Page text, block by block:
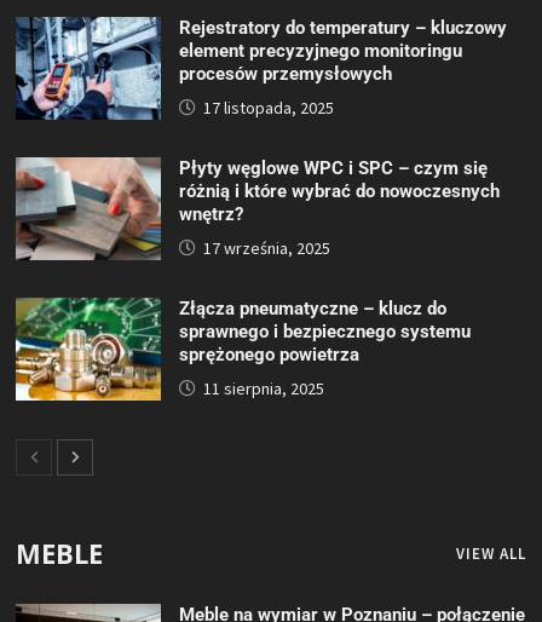
Rejestratory do temperatury – kluczowy
element precyzyjnego monitoringu
procesów przemysłowych
17 listopada, 2025
Płyty węglowe WPC i SPC – czym się
różnią i które wybrać do nowoczesnych
wnętrz?
17 września, 2025
Złącza pneumatyczne – klucz do
sprawnego i bezpiecznego systemu
sprężonego powietrza
11 sierpnia, 2025
MEBLE VIEW ALL
Meble na wymiar w Poznaniu – połączenie